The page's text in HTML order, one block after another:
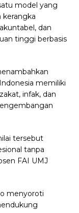
model yang
dan
tinggi berbasis
memiliki
infak, dan
tersebut
tanpa
FAI UMJ
menyoroti